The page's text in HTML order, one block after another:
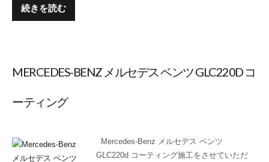
続きを読む
MERCEDES-BENZ メルセデス ベンツ GLC220D コ
ーティング
Mercedes-Benz メルセデス ベンツ
GLC220d コーティング施工をさせていただ